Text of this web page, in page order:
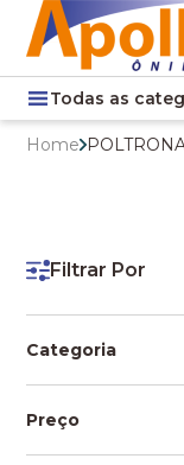
Todas as
Home
Filtrar Por
Categoria
Preço